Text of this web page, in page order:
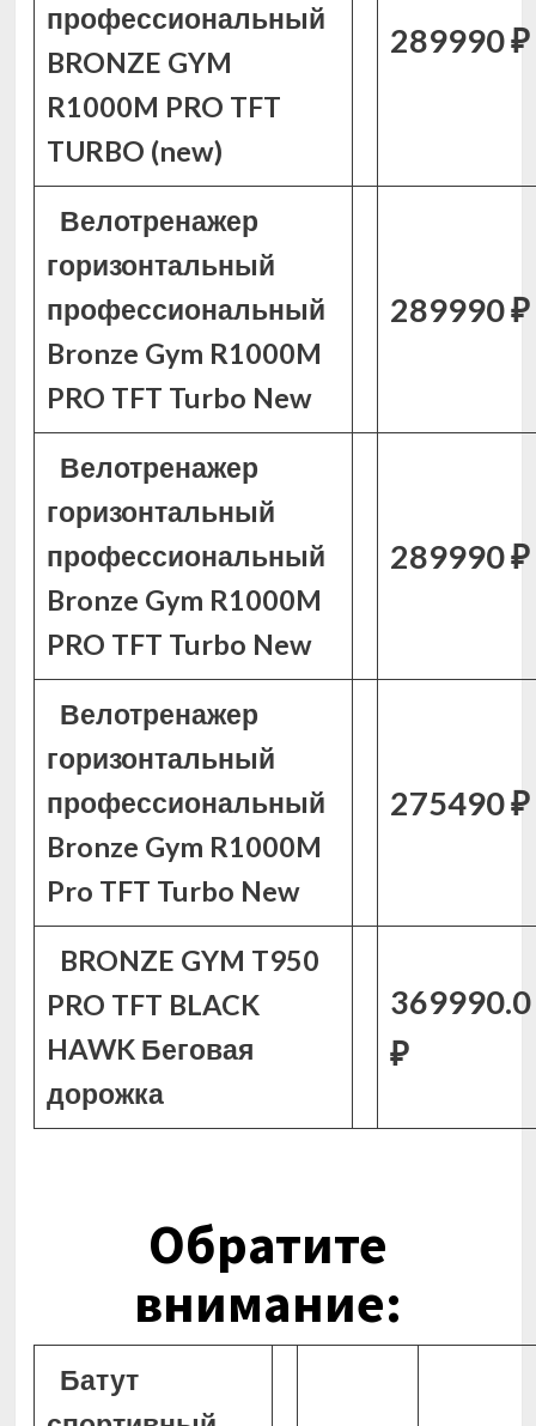
профессиональный
BRONZE GYM
R1000M PRO TFT
TURBO (new)
289990 ₽
Велотренажер
горизонтальный
профессиональный
Bronze Gym R1000M
PRO TFT Turbo New
289990 ₽
Велотренажер
горизонтальный
профессиональный
Bronze Gym R1000M
PRO TFT Turbo New
289990 ₽
Велотренажер
горизонтальный
профессиональный
Bronze Gym R1000M
Pro TFT Turbo New
275490 ₽
BRONZE GYM T950
PRO TFT BLACK
HAWK Беговая
дорожка
369990.0
₽
Обратите
внимание:
Батут